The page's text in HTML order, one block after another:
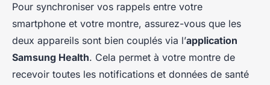
Pour synchroniser vos rappels entre votre
smartphone et votre montre, assurez-vous que les
deux appareils sont bien couplés via l’application
Samsung Health. Cela permet à votre montre de
recevoir toutes les notifications et données de santé